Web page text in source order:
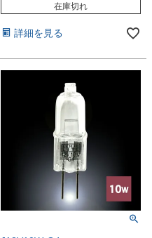
在庫切れ
詳細を見る